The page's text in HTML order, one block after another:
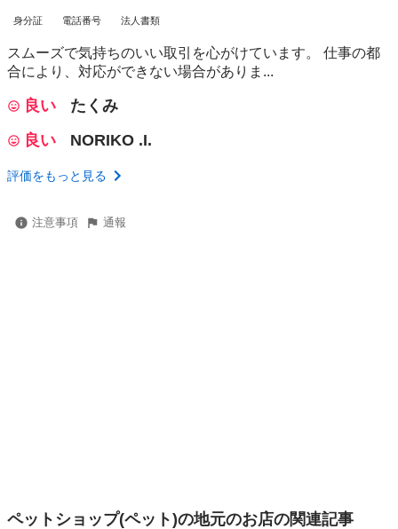
身分証 電話番号 法人書類
スムーズで気持ちのいい取引を心がけています。 仕事の都
合により、対応ができない場合がありま...
良い
たくみ
良い
NORIKO .I.
評価をもっと見る
注意事項 通報
ペットショップ(ペット)の地元のお店の関連記事